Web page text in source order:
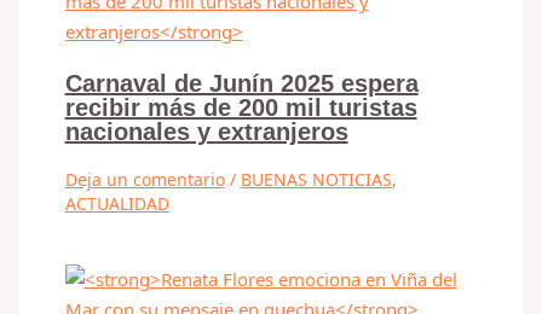
Carnaval de Junín 2025 espera
recibir más de 200 mil turistas
nacionales y extranjeros
Deja un comentario / BUENAS NOTICIAS,
ACTUALIDAD